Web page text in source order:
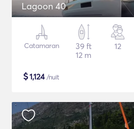
Lagoon 40
Catamaran
39 ft
12 m
12
$1,124/nuit